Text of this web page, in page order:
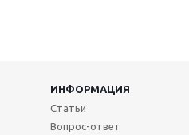
ИНФОРМАЦИЯ
Статьи
Вопрос-ответ